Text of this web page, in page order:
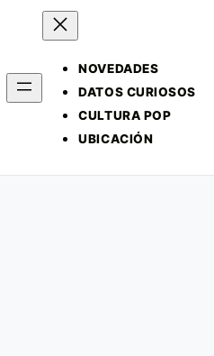
NOVEDADES
DATOS CURIOSOS
CULTURA POP
UBICACIÓN